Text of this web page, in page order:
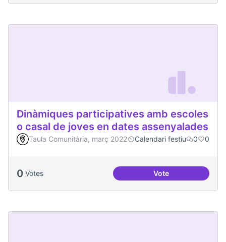
Dinàmiques participatives amb escoles
o casal de joves en dates assenyalades
Taula Comunitària, març 2022 Calendari festiu 0 0
0 Votes VoteDinàmiques